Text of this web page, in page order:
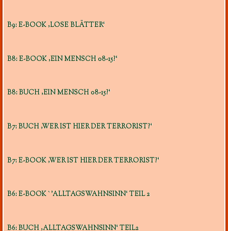
B9: E-BOOK ‚LOSE BLÄTTER‘
B8: E-BOOK ‚EIN MENSCH 08-15?‘
B8: BUCH ‚EIN MENSCH 08-15?‘
B7: BUCH ‚WER IST HIER DER TERRORIST?‘
B7: E-BOOK ‚WER IST HIER DER TERRORIST?‘
B6: E-BOOK `’ALLTAGSWAHNSINN‘ TEIL 2
B6: BUCH ‚ALLTAGSWAHNSINN‘ TEIL2